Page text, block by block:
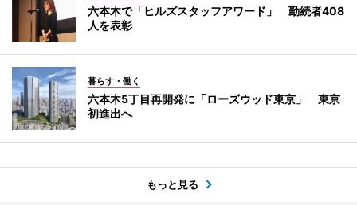
六本木で「ヒルズスタッフアワード」 勤続者408
人を表彰
暮らす・働く
六本木5丁目再開発に「ローズウッド東京」 東京
初進出へ
もっと見る